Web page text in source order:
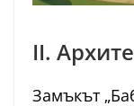
II.
Замъкът